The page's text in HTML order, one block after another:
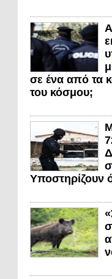
σε ένα από τα
του κόσμου;
Υποστηρίζουν